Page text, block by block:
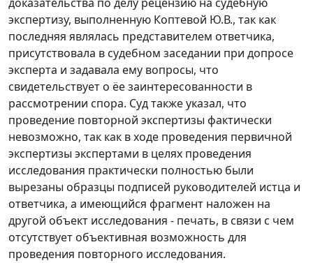
экспертизу, выполненную Коптевой Ю.В., так как
последняя являлась представителем ответчика,
присутствовала в судебном заседании при допросе
эксперта и задавала ему вопросы, что
свидетельствует о ёе заинтересованности в
рассмотрении спора. Суд также указал, что
проведение повторной экспертизы фактически
невозможно, так как в ходе проведения первичной
экспертизы экспертами в целях проведения
исследования практически полностью были
вырезаны образцы подписей руководителей истца и
ответчика, а имеющийся фрагмент наложен на
другой объект исследования - печать, в связи с чем
отсутствует объективная возможность для
проведения повторного исследования.